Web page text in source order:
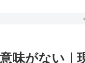
味がない｜